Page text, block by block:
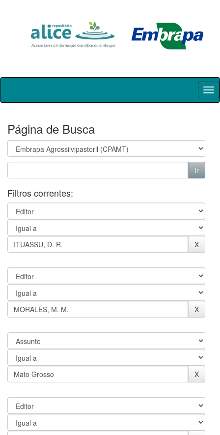
Skip
Página de Busca
Filtros correntes: